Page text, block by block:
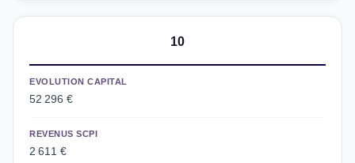
10
EVOLUTION CAPITAL
52 296 €
REVENUS SCPI
2 611 €